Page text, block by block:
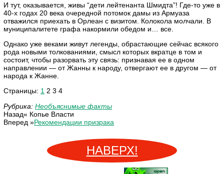
И тут, оказывается, живы “дети лейтенанта Шмидта”! Где-то уже в
40-х годах 20 века очередной потомок дамы из Армуаза
отважился приехать в Орлеан с визитом. Колокола молчали. В
муниципалитете графа накормили обедом и… все.
Однако уже веками живут легенды, обрастающие сейчас всякого
рода новыми толкованиями, смысл которых вкратце в том и
состоит, чтобы разорвать эту связь: признавая ее в одном
направлении — от Жанны к народу, отвергают ее в другом — от
народа к Жанне.
Страницы: 1 2 3 4
Рубрика: Необъяснимые факты
Назад« Копье Власти
Вперед »Рекомендации призрака
НАВЕРХ!